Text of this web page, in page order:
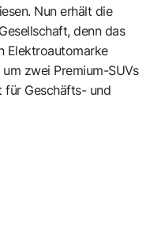
Nun erhält die
denn das
Elektroautomarke
zwei Premium-SUVs
Geschäfts- und